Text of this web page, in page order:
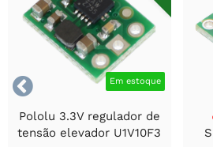
 Em estoque
Pololu 3.3V regulador de
tensão elevador U1V10F3